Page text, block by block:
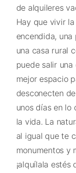
de alquileres
Hay que vivir
encendida,
una casa rural
puede salir
mejor espacio
desconecten
unos días en lo
la vida. La
al igual que te
monumentos y
¡alquílala